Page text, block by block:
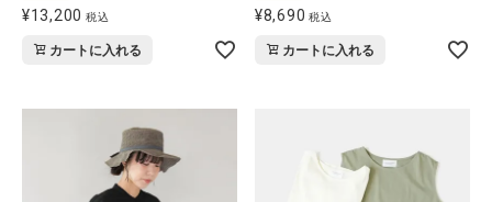
食品
全ての商品
¥13,200 税込
カートに入れる
¥8,690 税込
カートに入れる